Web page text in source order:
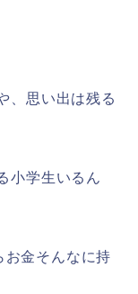
、思い出は残る
小学生いるん
お金そんなに持